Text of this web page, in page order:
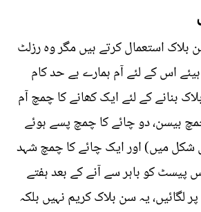
استعمال کرتے ہیں مگر وہ رزلٹ
اس کے لئے آم ہمارے بے حد کام
بنانے کے لئے ایک کھانے کا چمچ آم
بیسن، دو چائے کا چمچ پسے ہوئے
شکل میں) اور ایک چائے کا چمچ شہد
پیسٹ کو باہر سے آنے کے بعد ہفتے
لگائیں، یہ سن بلاک کریم نہیں بلکہ